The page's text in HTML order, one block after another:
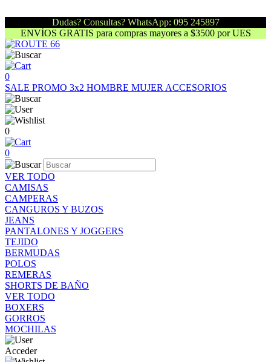
Dudas? Consultas? WhatsApp: 095 245897
ENVÍOS GRATIS para compras mayores a $3500 por UES
0
SALE PROMO 3x2 HOMBRE MUJER ACCESORIOS
0
0
VER TODO
CAMISAS
CAMPERAS
CANGUROS Y BUZOS
JEANS
PANTALONES Y JOGGERS
TEJIDO
BERMUDAS
POLOS
REMERAS
SHORTS DE BAÑO
VER TODO
BOXERS
GORROS
MOCHILAS
Acceder